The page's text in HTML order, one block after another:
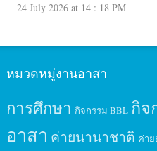
24 July 2026 at 14 : 18 PM
หมวดหมู่งานอาสา
การศึกษา กิจกรรม BBL กิจ
อาสา ค่ายนานาชาติ ค่า